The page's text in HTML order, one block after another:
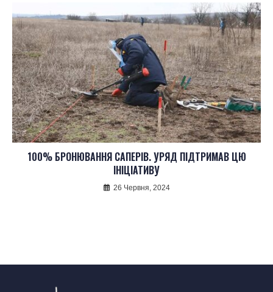
100% БРОНЮВАННЯ САПЕРІВ. УРЯД ПІДТРИМАВ ЦЮ
ІНІЦІАТИВУ
26 Червня, 2024